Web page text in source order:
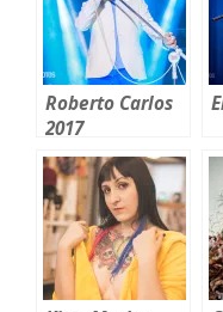
Roberto Carlos
2017